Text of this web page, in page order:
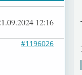
12:16
#1196026